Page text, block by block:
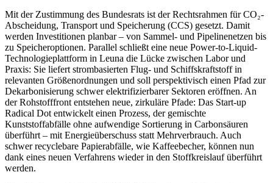
Mit der Zustimmung des Bundesrats ist der Rechtsrahmen für CO₂-
Abscheidung, Transport und Speicherung (CCS) gesetzt. Damit
werden Investitionen planbar – von Sammel- und Pipelinenetzen bis
zu Speicheroptionen. Parallel schließt eine neue Power-to-Liquid-
Technologieplattform in Leuna die Lücke zwischen Labor und
Praxis: Sie liefert strombasierten Flug- und Schiffskraftstoff in
relevanten Größenordnungen und soll perspektivisch einen Pfad zur
Dekarbonisierung schwer elektrifizierbarer Sektoren eröffnen. An
der Rohstofffront entstehen neue, zirkuläre Pfade: Das Start-up
Radical Dot entwickelt einen Prozess, der gemischte
Kunststoffabfälle ohne aufwendige Sortierung in Carbonsäuren
überführt – mit Energieüberschuss statt Mehrverbrauch. Auch
schwer recyclebare Papierabfälle, wie Kaffeebecher, können nun
dank eines neuen Verfahrens wieder in den Stoffkreislauf überführt
werden.